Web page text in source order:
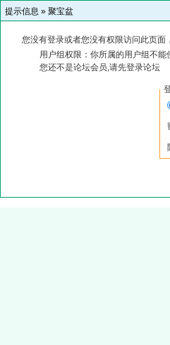
提示信息 » 聚宝盆
您没有登录或者您没有权限访问此页面
用户组权限：你所属的用户组不能
您还不是论坛会员,请先登录论坛